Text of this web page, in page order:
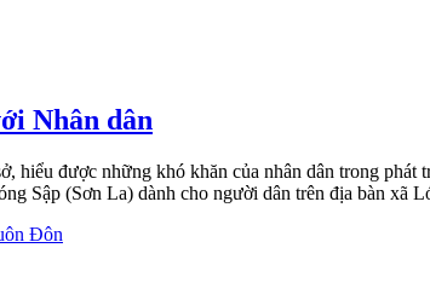
Nhân dân
hiểu được những khó khăn của nhân dân trong
Sập (Sơn La) dành cho người dân trên địa bàn xã